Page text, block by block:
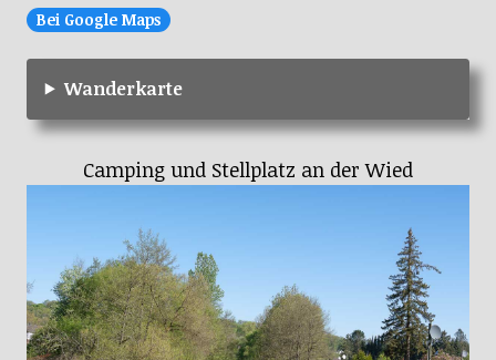
Bei Google Maps
Wanderkarte
Camping und Stellplatz an der Wied